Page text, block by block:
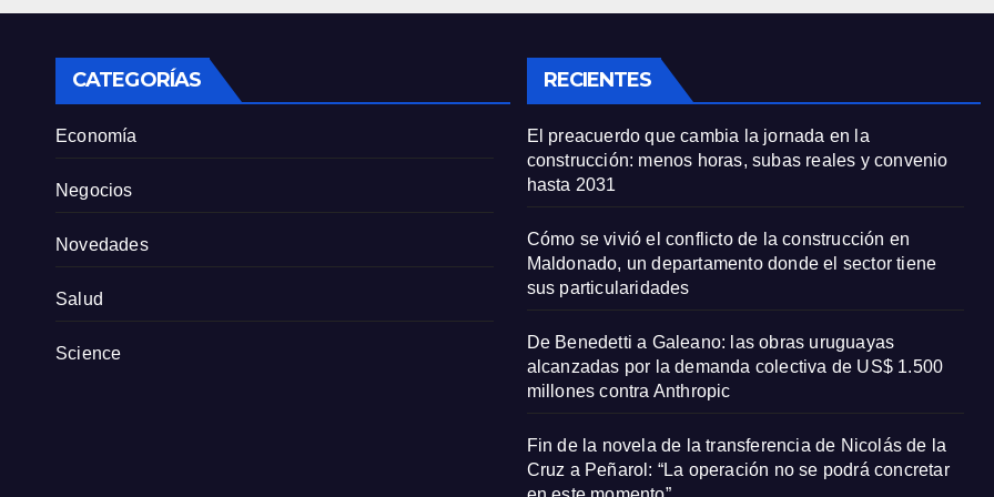
particularidades
CATEGORÍAS
Economía
Negocios
Novedades
Salud
Science
RECIENTES
El preacuerdo que cambia la jornada en la
construcción: menos horas, subas reales y convenio
hasta 2031
Cómo se vivió el conflicto de la construcción en
Maldonado, un departamento donde el sector tiene
sus particularidades
De Benedetti a Galeano: las obras uruguayas
alcanzadas por la demanda colectiva de US$ 1.500
millones contra Anthropic
Fin de la novela de la transferencia de Nicolás de la
Cruz a Peñarol: “La operación no se podrá concretar